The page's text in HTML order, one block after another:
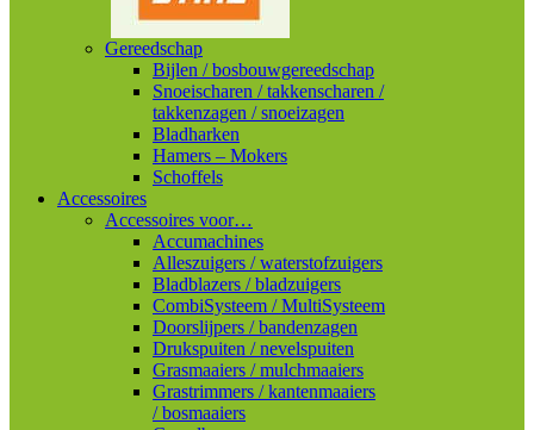
Gereedschap
Bijlen / bosbouwgereedschap
Snoeischaren / takkenscharen /
takkenzagen / snoeizagen
Bladharken
Hamers – Mokers
Schoffels
Accessoires
Accessoires voor…
Accumachines
Alleszuigers / waterstofzuigers
Bladblazers / bladzuigers
CombiSysteem / MultiSysteem
Doorslijpers / bandenzagen
Drukspuiten / nevelspuiten
Grasmaaiers / mulchmaaiers
Grastrimmers / kantenmaaiers
/ bosmaaiers